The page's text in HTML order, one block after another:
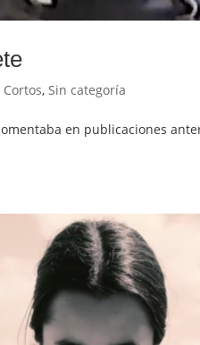
Cortos, Sin categoría
en publicaciones